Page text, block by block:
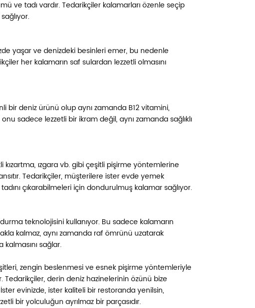
ve tadı vardır. Tedarikçiler kalamarları özenle seçip
yaşar ve denizdeki besinleri emer, bu nedenle
her kalamarın saf sulardan lezzetli olmasını
bir deniz ürünü olup aynı zamanda B12 vitamini,
sadece lezzetli bir ikram değil, aynı zamanda sağlıklı
ızgara vb. gibi çeşitli pişirme yöntemlerine
Tedarikçiler, müşterilere ister evde yemek
çıkarabilmeleri için dondurulmuş kalamar sağlıyor.
teknolojisini kullanıyor. Bu sadece kalamarın
kalmaz, aynı zamanda raf ömrünü uzatarak
sağlar.
zengin beslenmesi ve esnek pişirme yöntemleriyle
Tedarikçiler, derin deniz hazinelerinin özünü bize
evinizde, ister kaliteli bir restoranda yenilsin,
bir yolculuğun ayrılmaz bir parçasıdır.